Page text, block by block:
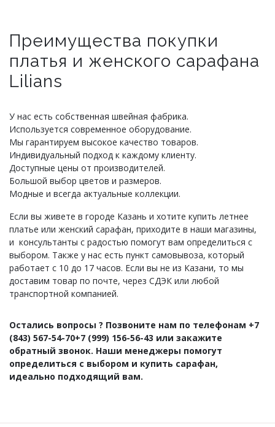
Преимущества покупки
платья и женского сарафана
Lilians
У нас есть собственная швейная фабрика.
Используется современное оборудование.
Мы гарантируем высокое качество товаров.
Индивидуальный подход к каждому клиенту.
Доступные цены от производителей.
Большой выбор цветов и размеров.
Модные и всегда актуальные коллекции.
Если вы живете в городе Казань и хотите купить летнее
платье или женский сарафан, приходите в наши магазины,
и консультанты с радостью помогут вам определиться с
выбором. Также у нас есть пункт самовывоза, который
работает с 10 до 17 часов. Если вы не из Казани, то мы
доставим товар по почте, через СДЭК или любой
транспортной компанией.
Остались вопросы ? Позвоните нам по телефонам +7
(843) 567-54-70+7 (999) 156-56-43 или закажите
обратный звонок. Наши менеджеры помогут
определиться с выбором и купить сарафан,
идеально подходящий вам.